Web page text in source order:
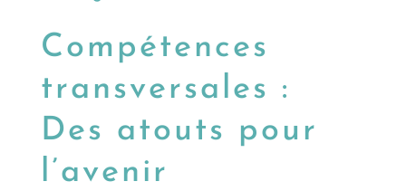
Compétences
transversales :
Des atouts pour
l’avenir